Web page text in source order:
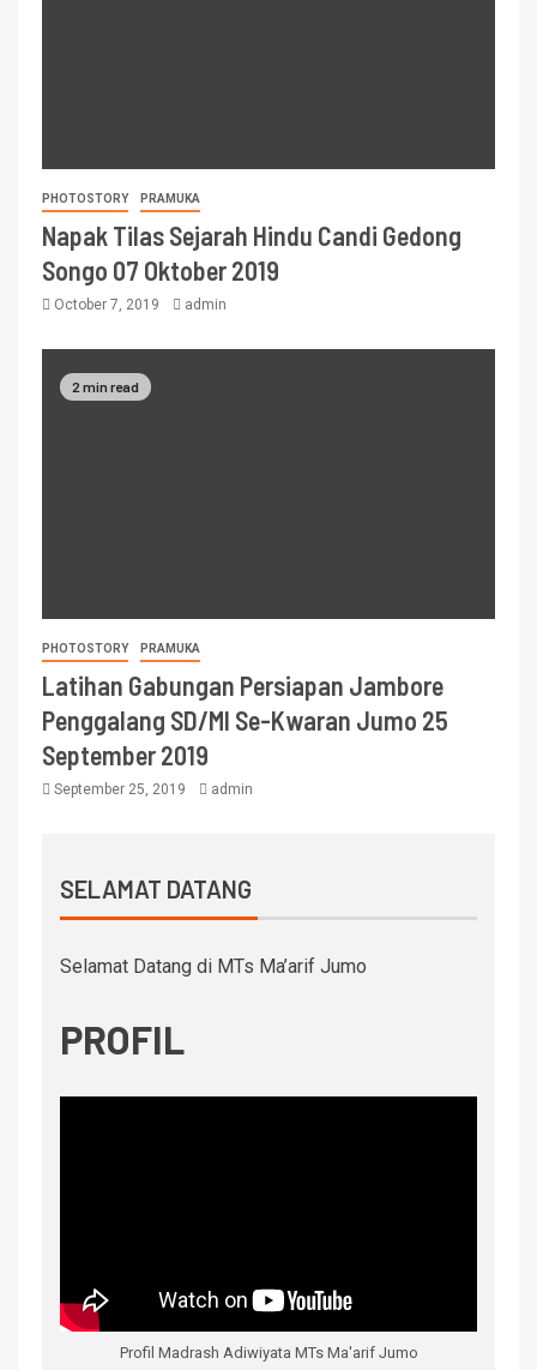
PHOTOSTORY PRAMUKA
Napak Tilas Sejarah Hindu Candi Gedong
Songo 07 Oktober 2019
October 7, 2019 admin
2 min read
PHOTOSTORY PRAMUKA
Latihan Gabungan Persiapan Jambore
Penggalang SD/MI Se-Kwaran Jumo 25
September 2019
September 25, 2019 admin
SELAMAT DATANG
Selamat Datang di MTs Ma’arif Jumo
PROFIL
Profil Madrash Adiwiyata MTs Ma'arif Jumo